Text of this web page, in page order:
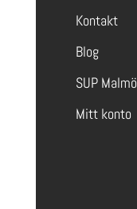
Kontakt
Blog
SUP Malmö
Mitt konto